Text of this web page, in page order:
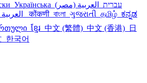
Українська עברית
العربية (مصر)
العربية
कोंकणी বাংলা ગુજરાતી தமிழ் ಕನ್ನಡ
ខ្មែរ 中文 (繁體) 中文 (香港)
日
한국어